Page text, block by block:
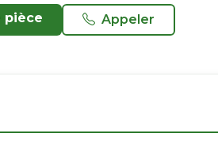
pièce Appeler